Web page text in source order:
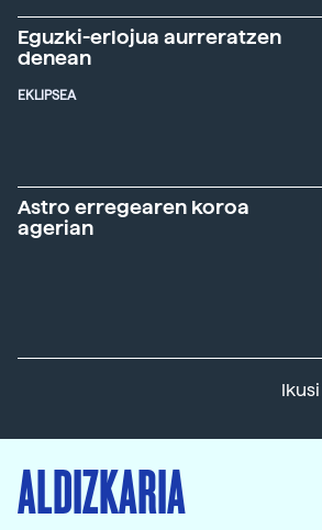
Eguzki-erlojua aurreratzen
denean
EKLIPSEA
Astro erregearen koroa
agerian
ALDIZKARIA